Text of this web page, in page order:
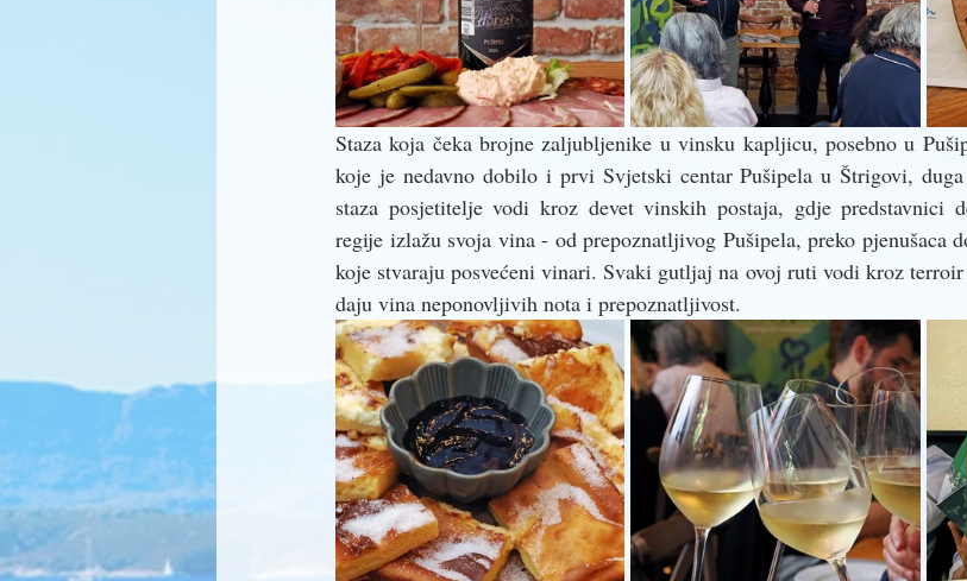
Staza koja čeka brojne zaljubljenike u vinsku kapljicu, posebno u
koje je nedavno dobilo i prvi Svjetski centar Pušipela u Štrigovi,
staza posjetitelje vodi kroz devet vinskih postaja, gdje predstavnici
regije izlažu svoja vina - od prepoznatljivog Pušipela, preko pjenušaca
koje stvaraju posvećeni vinari. Svaki gutljaj na ovoj ruti vodi kroz
daju vina neponovljivih nota i prepoznatljivost.